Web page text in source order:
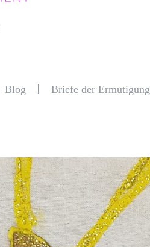
Blog Briefe der Ermutigung